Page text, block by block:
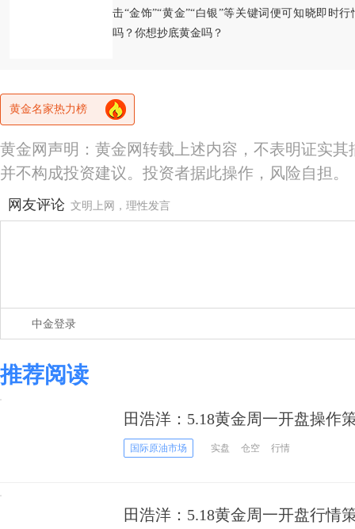
击“金饰”“黄金”“白银”等关键词便可知晓即时
吗？你想抄底黄金吗？
黄金名家热力榜
黄金网声明：黄金网转载上述内容，不表明证实
并不构成投资建议。投资者据此操作，风险自担。
网友评论 文明上网，理性发言
中金登录
推荐阅读
田浩洋：5.18黄金周一开盘操作
国际原油市场 实盘 仓空 行情
田浩洋：5.18黄金周一开盘行情